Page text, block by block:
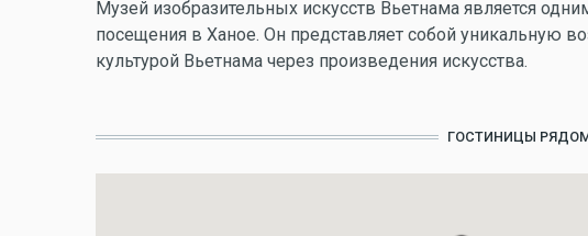
Музей изобразительных искусств Вьетнама является
посещения в Ханое. Он представляет собой уникальную
культурой Вьетнама через произведения искусства.
ГОСТИНИЦЫ